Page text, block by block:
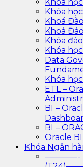
Khóa
Khoá
Khoá
Khóa
Khóa
Data
Khóa
ETL –
BI –
BI –
Oracle
Khóa Ngân
————-